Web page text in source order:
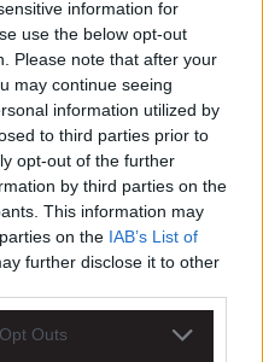
information for
use the below opt-out
Please note that after your
may continue seeing
information utilized by
to third parties prior to
opt-out of the further
by third parties on the
This information may
on the IAB’s List of
further disclose it to other
Outs